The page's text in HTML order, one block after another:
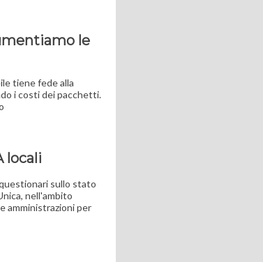
le
tiene fede alla
i costi dei pacchetti.
locali
sullo stato
nell'ambito
amministrazioni per